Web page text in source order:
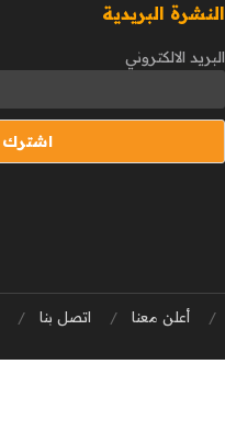
النشرة البريدية
البريد الالكتروني
أعلن معنا اتصل بنا